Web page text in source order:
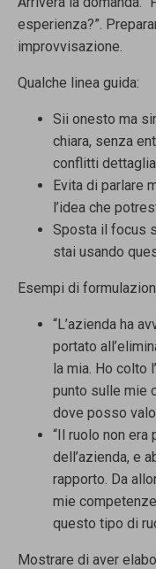
esperienza?”.
improvvisazione.
Qualche linea guida:
Sii onesto ma
chiara, senza
conflitti
Evita di parlare
l’idea che
Sposta il focus
stai usando
Esempi di
“L’azienda ha
portato
la mia. Ho colto
punto sulle mie
dove posso
“Il ruolo non
dell’azienda, e
rapporto. Da
mie
questo tipo di
Mostrare di aver